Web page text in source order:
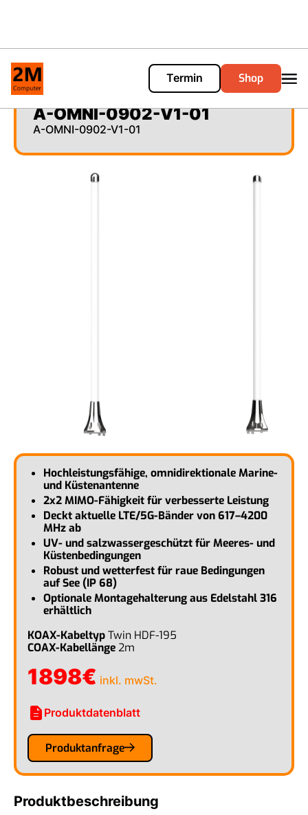
Termin Shop
A-OMNI-0902-V1-01
A-OMNI-0902-V1-01
Hochleistungsfähige, omnidirektionale Marine-
und Küstenantenne
2x2 MIMO-Fähigkeit für verbesserte Leistung
Deckt aktuelle LTE/5G-Bänder von 617–4200
MHz ab
UV- und salzwassergeschützt für Meeres- und
Küstenbedingungen
Robust und wetterfest für raue Bedingungen
auf See (IP 68)
Optionale Montagehalterung aus Edelstahl 316
erhältlich
KOAX-KabeltypTwin HDF-195
COAX-Kabellänge2m
1898€ inkl. mwSt.
description Produktdatenblatt
Produktanfrage
Produktbeschreibung